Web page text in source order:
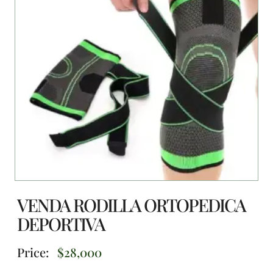
VENDA RODILLA ORTOPEDICA
DEPORTIVA
Price: $28,000